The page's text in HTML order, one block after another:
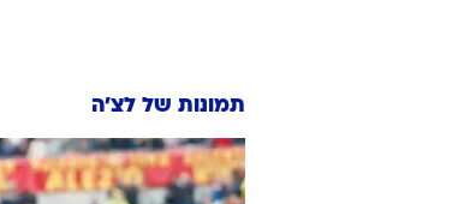
תמונות של לצ'ה